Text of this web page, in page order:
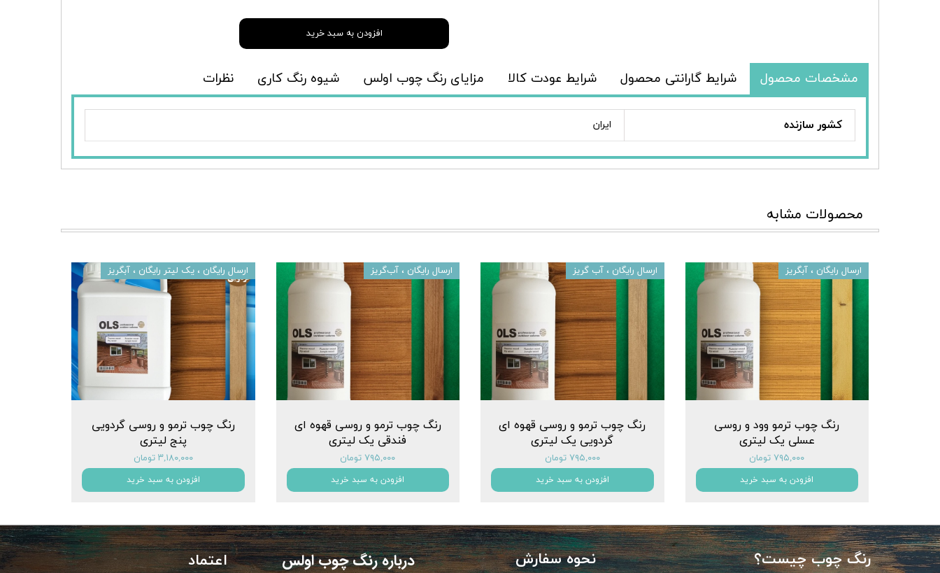
افزودن به سبد خرید
مشخصات محصول شرایط گارانتی محصول شرایط عودت کالا مزایای رنگ چوب اولس شیوه رنگ کاری نظرات
کشور سازنده ایران
محصولات مشابه
رنگ چوب ترمو وود و روسی
عسلی یک لیتری
۷۹۵,۰۰۰ تومان
افزودن به سبد خرید
ارسال رایگان ، آبگریز
رنگ چوب ترمو و روسی قهوه ای
گردویی یک لیتری
۷۹۵,۰۰۰ تومان
افزودن به سبد خرید
ارسال رایگان ، آب گریز
رنگ چوب ترمو و روسی قهوه ای
فندقی یک لیتری
۷۹۵,۰۰۰ تومان
افزودن به سبد خرید
ارسال رایگان ، آب‌گریز
رنگ چوب ترمو و روسی گردویی
پنج لیتری
۳,۱۸۰,۰۰۰ تومان
افزودن به سبد خرید
ارسال رایگان ، یک لیتر رایگان ، آبگریز
نحوه سفارش اعتماد ​​​​درباره رنگ چوب اولس رنگ چوب چیست؟